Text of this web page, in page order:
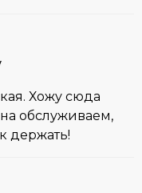
Хожу сюда
обслуживаем,
держать!